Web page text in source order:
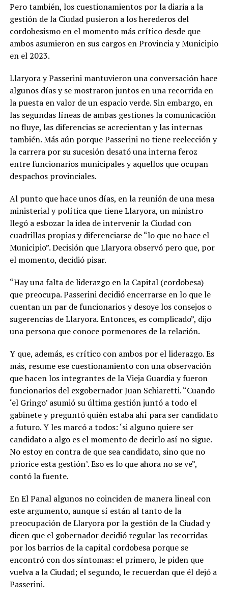
Pero también, los cuestionamientos por la diaria a la
gestión de la Ciudad pusieron a los herederos del
cordobesismo en el momento más crítico desde que
ambos asumieron en sus cargos en Provincia y Municipio
en el 2023.
Llaryora y Passerini mantuvieron una conversación hace
algunos días y se mostraron juntos en una recorrida en
la puesta en valor de un espacio verde. Sin embargo, en
las segundas líneas de ambas gestiones la comunicación
no fluye, las diferencias se acrecientan y las internas
también. Más aún porque Passerini no tiene reelección y
la carrera por su sucesión desató una interna feroz
entre funcionarios municipales y aquellos que ocupan
despachos provinciales.
Al punto que hace unos días, en la reunión de una mesa
ministerial y política que tiene Llaryora, un ministro
llegó a esbozar la idea de intervenir la Ciudad con
cuadrillas propias y diferenciarse de “lo que no hace el
Municipio”. Decisión que Llaryora observó pero que, por
el momento, decidió pisar.
“Hay una falta de liderazgo en la Capital (cordobesa)
que preocupa. Passerini decidió encerrarse en lo que le
cuentan un par de funcionarios y desoye los consejos o
sugerencias de Llaryora. Entonces, es complicado”, dijo
una persona que conoce pormenores de la relación.
Y que, además, es crítico con ambos por el liderazgo. Es
más, resume ese cuestionamiento con una observación
que hacen los integrantes de la Vieja Guardia y fueron
funcionarios del exgobernador Juan Schiaretti. “Cuando
‘el Gringo’ asumió su última gestión juntó a todo el
gabinete y preguntó quién estaba ahí para ser candidato
a futuro. Y les marcó a todos: ‘si alguno quiere ser
candidato a algo es el momento de decirlo así no sigue.
No estoy en contra de que sea candidato, sino que no
priorice esta gestión’. Eso es lo que ahora no se ve”,
contó la fuente.
En El Panal algunos no coinciden de manera lineal con
este argumento, aunque sí están al tanto de la
preocupación de Llaryora por la gestión de la Ciudad y
dicen que el gobernador decidió regular las recorridas
por los barrios de la capital cordobesa porque se
encontró con dos síntomas: el primero, le piden que
vuelva a la Ciudad; el segundo, le recuerdan que él dejó a
Passerini.